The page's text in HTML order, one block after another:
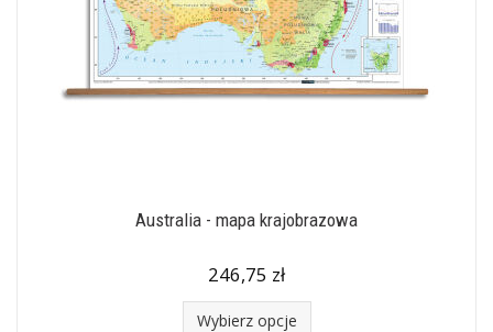
Australia - mapa krajobrazowa
246,75 zł
Wybierz opcje